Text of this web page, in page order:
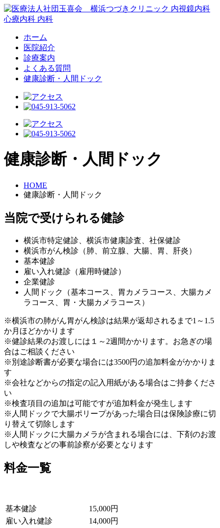
ホーム
医院紹介
診療案内
よくある質問
健康診断・人間ドック
健康診断・人間ドック
HOME
健康診断・人間ドック
当院で受けられる健診
横浜市特定健診、横浜市健康診査、社保健診
横浜市がん検診（肺、前立腺、大腸、胃、肝炎）
基本健診
雇い入れ健診（雇用時健診）
企業健診
人間ドック（基本コース、胃カメラコース、大腸カメ
ラコース、胃・大腸カメラコース）
※横浜市の肺がん胃がん検診は結果が返却されるまで1～1.5
か月ほどかかります
※健診結果のお渡しには１～2週間かかります。お急ぎの場
合はご相談ください
※別途診断書が必要な場合には3500円の追加料金がかかりま
す
※会社などからの指定の記入用紙がある場合はご持参くださ
い
※検査項目の追加は可能ですが追加料金が発生します
※人間ドックで大腸ポリープがあった場合日は保険診療に切
り替えて切除します
※人間ドックに大腸カメラが含まれる場合には、下剤のお渡
しや検査などの事前診察が必要となります
料金一覧
基本健診
15,000円
雇い入れ健診
14,000円